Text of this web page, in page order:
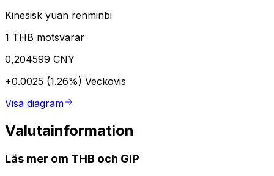
Kinesisk yuan renminbi
1 THB motsvarar
0,204599 CNY
+0.0025 (1.26%) Veckovis
Visa diagram
Valutainformation
Läs mer om THB och GIP